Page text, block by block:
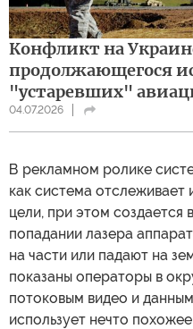
Конфликт на
продолжающегося
"устаревших"
04.07.2026
В рекламном ролике
как система отслеживает
цели, при этом создается
попадании лазера
на части или падают на
показаны операторы в
потоковым видео и
использует нечто